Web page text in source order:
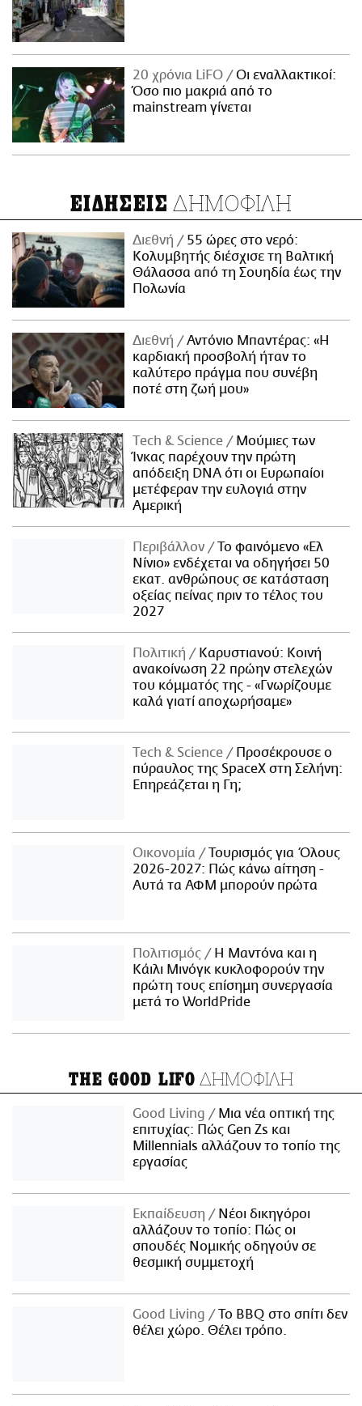
20 χρόνια LiFO
Οι εναλλακτικοί:
Όσο πιο μακριά από το
mainstream γίνεται
ΕΙΔΗΣΕΙΣ ΔΗΜΟΦΙΛΗ
Διεθνή
55 ώρες στο νερό:
Κολυμβητής διέσχισε τη Βαλτική
Θάλασσα από τη Σουηδία έως την
Πολωνία
Διεθνή
Αντόνιο Μπαντέρας: «Η
καρδιακή προσβολή ήταν το
καλύτερο πράγμα που συνέβη
ποτέ στη ζωή μου»
Τech & Science
Μούμιες των
Ίνκας παρέχουν την πρώτη
απόδειξη DNA ότι οι Ευρωπαίοι
μετέφεραν την ευλογιά στην
Αμερική
Περιβάλλον
Το φαινόμενο «Ελ
Νίνιο» ενδέχεται να οδηγήσει 50
εκατ. ανθρώπους σε κατάσταση
οξείας πείνας πριν το τέλος του
2027
Πολιτική
Καρυστιανού: Κοινή
ανακοίνωση 22 πρώην στελεχών
του κόμματός της - «Γνωρίζουμε
καλά γιατί αποχωρήσαμε»
Τech & Science
Προσέκρουσε ο
πύραυλος της SpaceX στη Σελήνη:
Επηρεάζεται η Γη;
Οικονομία
Τουρισμός για Όλους
2026-2027: Πώς κάνω αίτηση -
Αυτά τα ΑΦΜ μπορούν πρώτα
Πολιτισμός
Η Μαντόνα και η
Κάιλι Μινόγκ κυκλοφορούν την
πρώτη τους επίσημη συνεργασία
μετά το WorldPride
THE GOOD LIFO ΔΗΜΟΦΙΛΗ
Good Living
Μια νέα οπτική της
επιτυχίας: Πώς Gen Zs και
Millennials αλλάζουν το τοπίο της
εργασίας
Εκπαίδευση
Νέοι δικηγόροι
αλλάζουν το τοπίο: Πώς οι
σπουδές Νομικής οδηγούν σε
θεσμική συμμετοχή
Good Living
Το BBQ στο σπίτι δεν
θέλει χώρο. Θέλει τρόπο.